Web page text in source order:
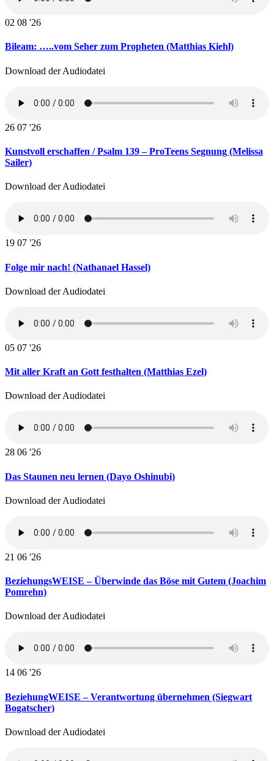
02 08 '26
Bileam: …..vom Seher zum Propheten (Matthias Kiehl)
Download der Audiodatei
26 07 '26
Kunstvoll erschaffen / Psalm 139 – ProTeens Segnung (Melissa
Sailer)
Download der Audiodatei
19 07 '26
Folge mir nach! (Nathanael Hassel)
Download der Audiodatei
05 07 '26
Mit aller Kraft an Gott festhalten (Matthias Ezel)
Download der Audiodatei
28 06 '26
Das Staunen neu lernen (Dayo Oshinubi)
Download der Audiodatei
21 06 '26
BeziehungsWEISE – Überwinde das Böse mit Gutem (Joachim
Pomrehn)
Download der Audiodatei
14 06 '26
BeziehungWEISE – Verantwortung übernehmen (Siegwart
Bogatscher)
Download der Audiodatei